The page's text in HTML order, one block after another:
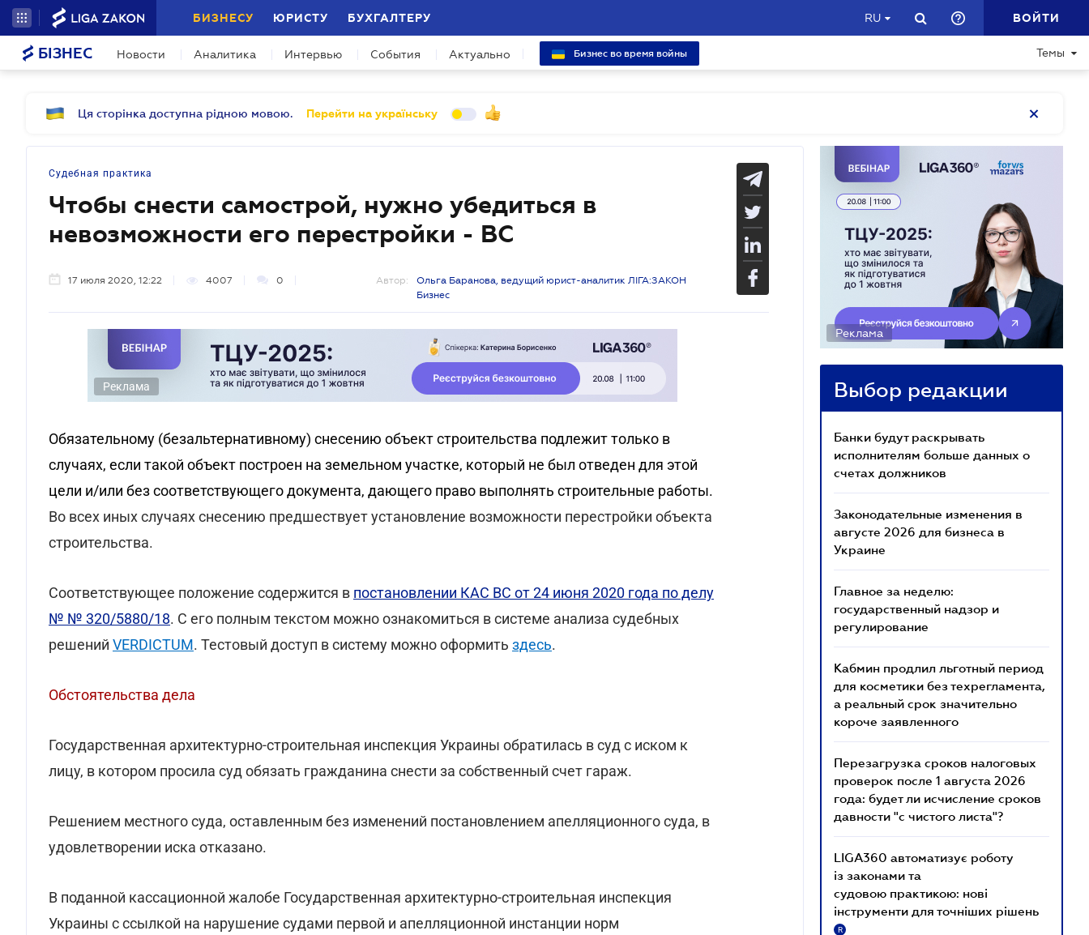
БИЗНЕСУ ЮРИСТУ БУХГАЛТЕРУ RU ВОЙТИ
БІЗНЕС Новости Аналитика Интервью События Актуально Бизнес во время войны Темы
Ця сторінка доступна рідною мовою. Перейти на українську
Судебная практика
Чтобы снести самострой, нужно убедиться в
невозможности его перестройки - ВС
17 июля 2020, 12:22 4007 0 Автор:
Ольга Баранова, ведущий юрист-аналитик ЛІГА:ЗАКОН
Бизнес
Реклама
Обязательному (безальтернативному) снесению объект строительства подлежит только в
случаях, если такой объект построен на земельном участке, который не был отведен для этой
цели и/или без соответствующего документа, дающего право выполнять строительные работы.
Во всех иных случаях снесению предшествует установление возможности перестройки объекта
строительства.
Соответствующее положение содержится в постановлении КАС ВС от 24 июня 2020 года по делу
№ № 320/5880/18. С его полным текстом можно ознакомиться в системе анализа судебных
решений VERDICTUM. Тестовый доступ в систему можно оформить здесь.
Обстоятельства дела
Государственная архитектурно-строительная инспекция Украины обратилась в суд с иском к
лицу, в котором просила суд обязать гражданина снести за собственный счет гараж.
Решением местного суда, оставленным без изменений постановлением апелляционного суда, в
удовлетворении иска отказано.
В поданной кассационной жалобе Государственная архитектурно-строительная инспекция
Украины с ссылкой на нарушение судами первой и апелляционной инстанции норм
Реклама
Выбор редакции
Банки будут раскрывать
исполнителям больше данных о
счетах должников
Законодательные изменения в
августе 2026 для бизнеса в
Украине
Главное за неделю:
государственный надзор и
регулирование
Кабмин продлил льготный период
для косметики без техрегламента,
а реальный срок значительно
короче заявленного
Перезагрузка сроков налоговых
проверок после 1 августа 2026
года: будет ли исчисление сроков
давности "с чистого листа"?
LIGA360 автоматизує роботу
із законами та
судовою практикою: нові
інструменти для точніших рішень
R